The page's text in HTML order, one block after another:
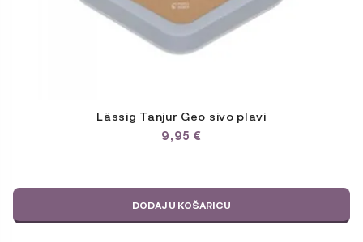
Lässig Tanjur Geo sivo plavi
9,95 €
DODAJ U KOŠARICU